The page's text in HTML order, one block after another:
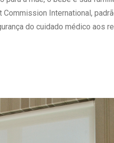
Quem Somos
Responsabilidade
International,
do cuidado médico aos